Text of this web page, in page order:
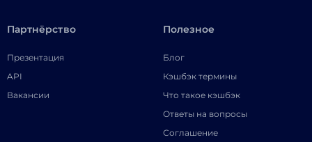
Партнёрство
Презентация
API
Вакансии
Полезное
Блог
Кэшбэк термины
Что такое кэшбэк
Ответы на вопросы
Соглашение